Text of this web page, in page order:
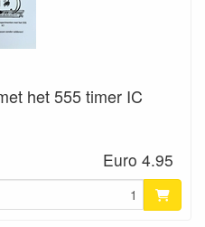
het 555 timer IC
Euro 4.95